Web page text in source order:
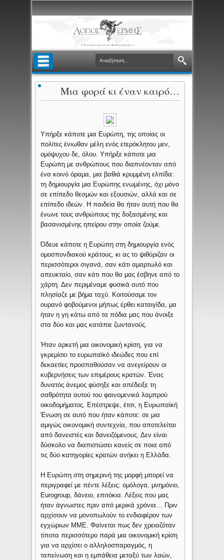
Μια φορά κι έναν καιρό…
Υπήρξε κάποτε μια Ευρώπη, της οποίας οι
πολίτες ένιωθαν μέλη ενός ετερόκλητου μεν,
ομόψυχου δε, όλου. Υπήρξε κάποτε μια
Ευρώπη με ανθρώπους που διαπνέονταν από
ένα κοινό όραμα, μια βαθιά κρυμμένη ελπίδα:
τη δημιουργία μια Ευρώπης ενωμένης, όχι μόνο
σε επίπεδο θεσμών και εξουσιών, αλλά και σε
επίπεδο ιδεών. Η παιδεία θα ήταν αυτή που θα
ένωνε τους ανθρώπους της δοξασμένης και
βασανισμένης ηπείρου στην οποία ζούμε.
Όδευε κάποτε η Ευρώπη στη δημιουργία ενός
ομοσπονδιακού κράτους, κι ας το ψιθύριζαν οι
περισσότεροι σιγανά, σαν κάτι αμαρτωλό και
απευκταίο, σαν κάτι που θα μας έσβηνε από το
χάρτη. Δεν περιμέναμε φυσικά αυτό που
πλησίαζε με βήμα ταχύ. Κοιτούσαμε τον
ουρανό φοβούμενοι μήπως έρθει καταιγίδα, μα
ήταν η γη κάτω από τα πόδια μας που άνοιξε
στα δύο και μας κατάπιε ζωντανούς.
Ήταν αρκετή μια οικονομική κρίση, για να
γκρεμίσει το ευρωπαϊκό ιδεώδες που επί
δεκαετίες προσπαθούσαν να ανεγείρουν οι
κυβερνήσεις των επιμέρους κρατών. Ένας
δυνατός άνεμος φύσηξε και απέδειξε τη
σαθρότητα αυτού του φαινομενικά λαμπρού
οικοδομήματος. Επέστρεψε, έτσι, η Ευρωπαϊκή
Ένωση σε αυτό που ήταν κάποτε: σε μια
αμιγώς οικονομική συντεχνία, που αποτελείται
από δανειστές και δανειζόμενους. Δεν είναι
δύσκολο να διαπιστώσει κανείς σε ποια από
τις δύο κατηγορίες κρατών ανήκει η Ελλάδα.
Η Ευρώπη στη σημερινή της μορφή μπορεί να
περιγραφεί με πέντε λέξεις: ομόλογα, μνημόνιο,
Eurogroup, δάνειο, επιτόκια. Λέξεις που μας
ήταν άγνωστες πριν από μερικά χρόνια… Πριν
αρχίσουν να μονοπωλούν το ενδιαφέρον των
εγχώριων ΜΜΕ. Φαίνεται πως δεν χρειαζόταν
τίποτα περισσότερο παρά μια οικονομική κρίση
για να αρχίσει ο αλληλοσπαραγμός, η
ταπείνωση και η εμπάθεια μεταξύ των λαών,